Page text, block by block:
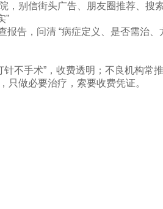
，别信街头广告、朋友圈推荐、搜
”​
报告，问清 “病症定义、是否需治
不手术”，收费透明；不良机构常推
只做必要治疗，索要收费凭证。